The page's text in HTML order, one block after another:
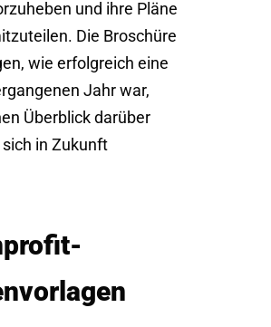
und ihre Pläne
Die Broschüre
wie erfolgreich eine
Jahr war,
Überblick darüber
in Zukunft